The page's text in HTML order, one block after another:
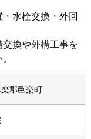
水栓交換・外回
換や外構工事を
郡邑楽町